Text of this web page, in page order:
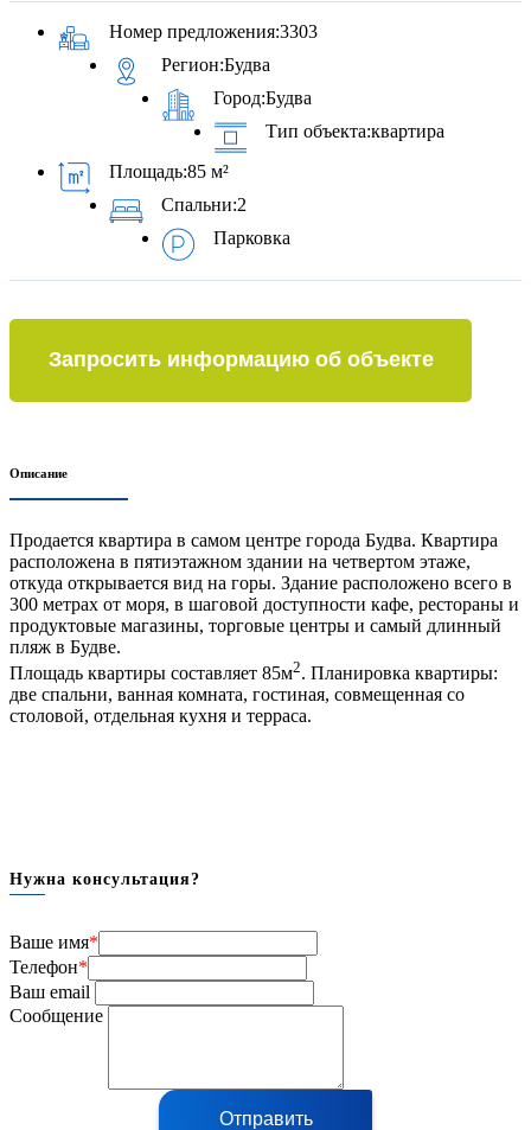
Номер предложения:3303
Регион:Будва
Город:Будва
Тип объекта:квартира
Площадь:85 м²
Спальни:2
Парковка
Запросить информацию об объекте
Описание
Продается квартира в самом центре города Будва. Квартира
расположена в пятиэтажном здании на четвертом этаже,
откуда открывается вид на горы. Здание расположено всего в
300 метрах от моря, в шаговой доступности кафе, рестораны и
продуктовые магазины, торговые центры и самый длинный
пляж в Будве.
Площадь квартиры составляет 85м2. Планировка квартиры:
две спальни, ванная комната, гостиная, совмещенная со
столовой, отдельная кухня и терраса.
Нужна консультация?
Ваше имя*
Телефон*
Ваш email
Сообщение
Отправить